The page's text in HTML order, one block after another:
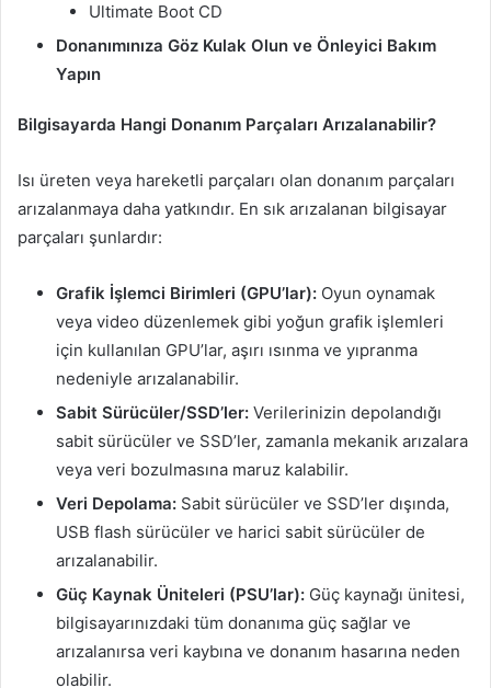
Ultimate Boot CD
Donanımınıza Göz Kulak Olun ve Önleyici Bakım
Yapın
Bilgisayarda Hangi Donanım Parçaları Arızalanabilir?
Isı üreten veya hareketli parçaları olan donanım parçaları
arızalanmaya daha yatkındır. En sık arızalanan bilgisayar
parçaları şunlardır:
Grafik İşlemci Birimleri (GPU’lar): Oyun oynamak
veya video düzenlemek gibi yoğun grafik işlemleri
için kullanılan GPU’lar, aşırı ısınma ve yıpranma
nedeniyle arızalanabilir.
Sabit Sürücüler/SSD’ler: Verilerinizin depolandığı
sabit sürücüler ve SSD’ler, zamanla mekanik arızalara
veya veri bozulmasına maruz kalabilir.
Veri Depolama: Sabit sürücüler ve SSD’ler dışında,
USB flash sürücüler ve harici sabit sürücüler de
arızalanabilir.
Güç Kaynak Üniteleri (PSU’lar): Güç kaynağı ünitesi,
bilgisayarınızdaki tüm donanıma güç sağlar ve
arızalanırsa veri kaybına ve donanım hasarına neden
olabilir.